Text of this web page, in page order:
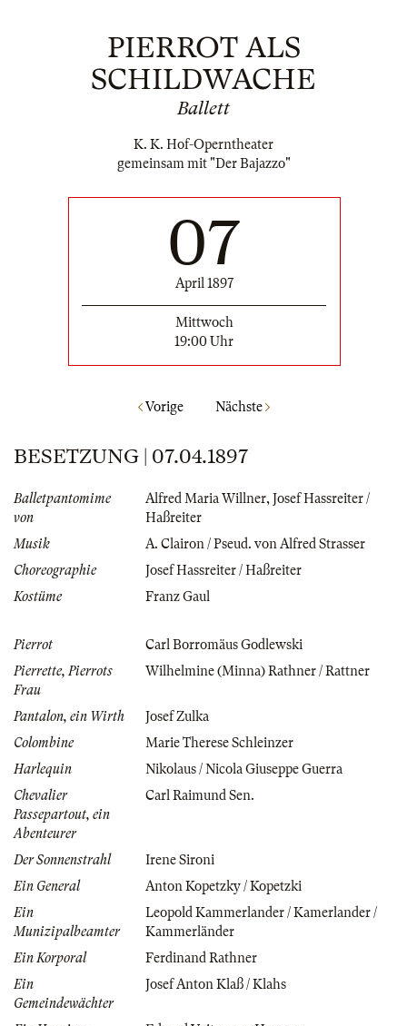
PIERROT ALS
SCHILDWACHE
Ballett
K. K. Hof-Operntheater
gemeinsam mit "Der Bajazzo"
07
April 1897
Mittwoch
19:00 Uhr
Vorige Nächste
BESETZUNG | 07.04.1897
Balletpantomime
von
Alfred Maria Willner, Josef Hassreiter /
Haßreiter
Musik
A. Clairon / Pseud. von Alfred Strasser
Choreographie
Josef Hassreiter / Haßreiter
Kostüme
Franz Gaul
Pierrot
Carl Borromäus Godlewski
Pierrette, Pierrots
Frau
Wilhelmine (Minna) Rathner / Rattner
Pantalon, ein Wirth
Josef Zulka
Colombine
Marie Therese Schleinzer
Harlequin
Nikolaus / Nicola Giuseppe Guerra
Chevalier
Passepartout, ein
Abenteurer
Carl Raimund Sen.
Der Sonnenstrahl
Irene Sironi
Ein General
Anton Kopetzky / Kopetzki
Ein
Munizipalbeamter
Leopold Kammerlander / Kamerlander /
Kammerländer
Ein Korporal
Ferdinand Rathner
Ein
Gemeindewächter
Josef Anton Klaß / Klahs